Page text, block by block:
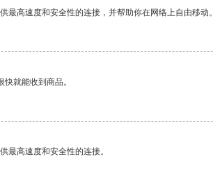
最高速度和安全性的连接，并帮助你在网络上自由移动。
就能收到商品。
最高速度和安全性的连接。